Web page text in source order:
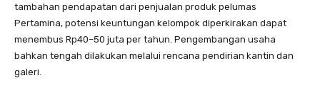
tambahan pendapatan dari penjualan produk pelumas
Pertamina, potensi keuntungan kelompok diperkirakan dapat
menembus Rp40–50 juta per tahun. Pengembangan usaha
bahkan tengah dilakukan melalui rencana pendirian kantin dan
galeri.